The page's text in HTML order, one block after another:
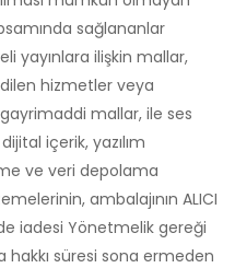
sağlananlar
yayınlara ilişkin mallar,
hizmetler veya
mallar, ile ses
içerik, yazılım
ve veri depolama
ambalajının ALICI
iadesi Yönetmelik gereği
süresi sona ermeden